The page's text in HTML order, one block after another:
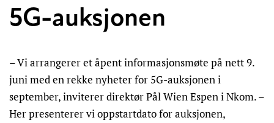
5G-auksjonen
– Vi arrangerer et åpent informasjonsmøte på nett 9.
juni med en rekke nyheter for 5G-auksjonen i
september, inviterer direktør Pål Wien Espen i Nkom. –
Her presenterer vi oppstartdato for auksjonen,